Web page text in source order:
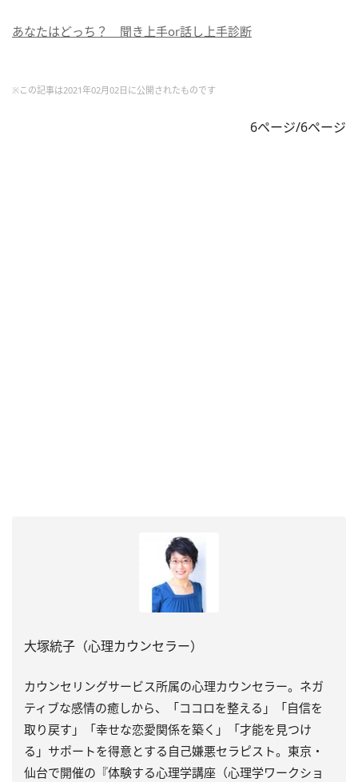
あなたはどっち？ 聞き上手or話し上手診断
※この記事は2021年02月02日に公開されたものです
6ページ/6ページ
大塚統子（心理カウンセラー）
カウンセリングサービス所属の心理カウンセラー。ネガ
ティブな感情の癒しから、「ココロを整える」「自信を
取り戻す」「幸せな恋愛関係を築く」「才能を見つけ
る」サポートを得意とする自己嫌悪セラピスト。東京・
仙台で開催の『体験する心理学講座（心理学ワークショ